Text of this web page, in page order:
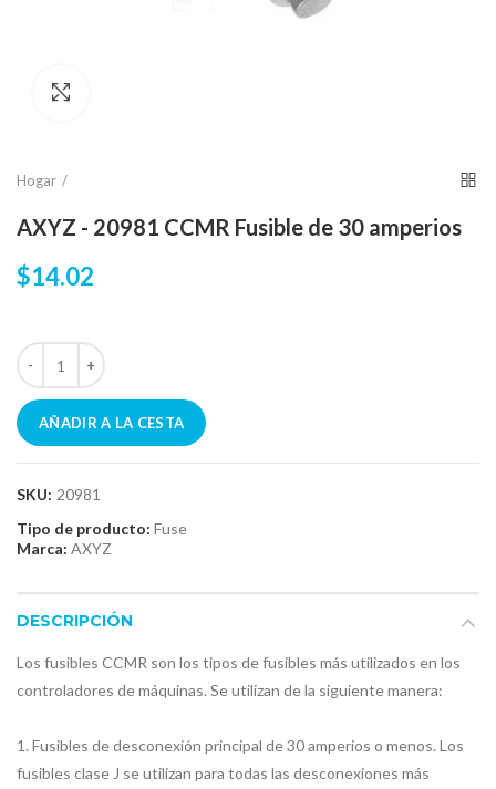
Hogar
AXYZ - 20981 CCMR Fusible de 30 amperios
$14.02
AÑADIR A LA CESTA
SKU: 20981
Tipo de producto: Fuse
Marca: AXYZ
DESCRIPCIÓN
Los fusibles CCMR son los tipos de fusibles más utilizados en los
controladores de máquinas. Se utilizan de la siguiente manera:
1. Fusibles de desconexión principal de 30 amperios o menos. Los
fusibles clase J se utilizan para todas las desconexiones más